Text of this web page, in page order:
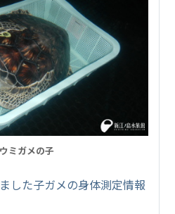
ミガメの子
した子ガメの身体測定情報